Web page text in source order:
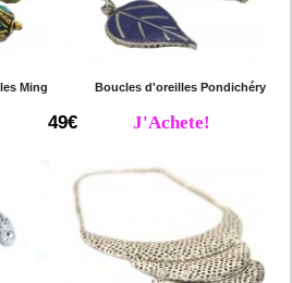
Ming Boucles d'oreilles Pondichéry
49€ J'Achete!